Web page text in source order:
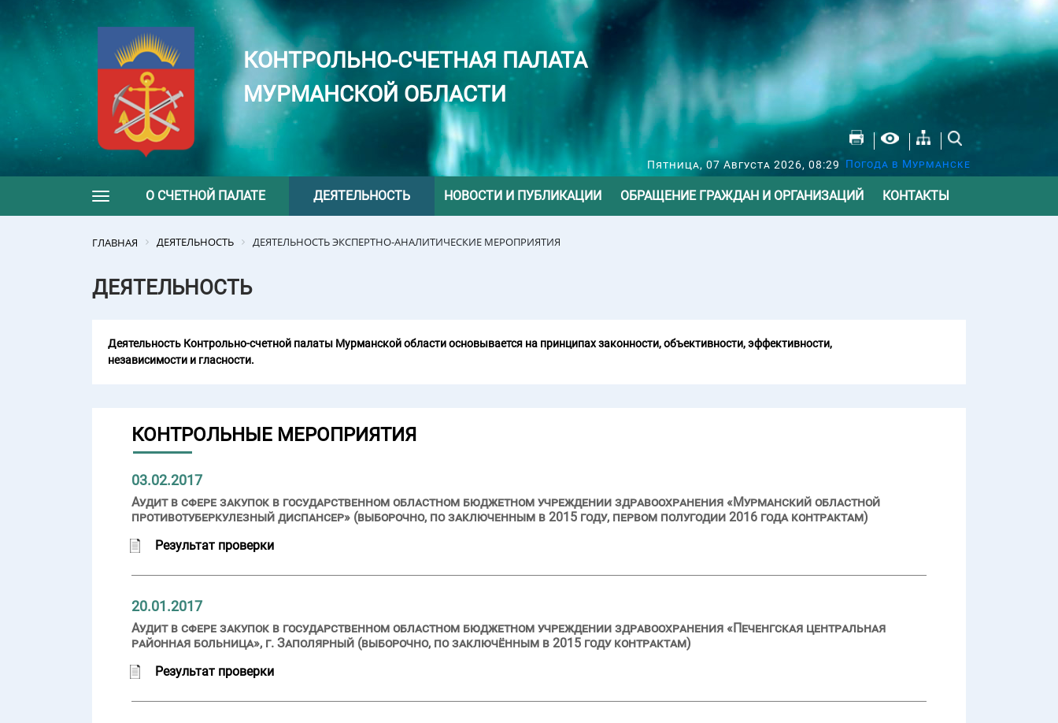
КОНТРОЛЬНО-СЧЕТНАЯ ПАЛАТА
МУРМАНСКОЙ ОБЛАСТИ
Пятница, 07 Августа 2026, 08:29 Погода в Мурманске
Toggle navigation
О СЧЕТНОЙ ПАЛАТЕ ДЕЯТЕЛЬНОСТЬ НОВОСТИ И ПУБЛИКАЦИИ ОБРАЩЕНИЕ ГРАЖДАН И ОРГАНИЗАЦИЙ КОНТАКТЫ
ГЛАВНАЯ ДЕЯТЕЛЬНОСТЬ ДЕЯТЕЛЬНОСТЬ ЭКСПЕРТНО-АНАЛИТИЧЕСКИЕ МЕРОПРИЯТИЯ
ДЕЯТЕЛЬНОСТЬ
Деятельность Контрольно-счетной палаты Мурманской области основывается на принципах законности, объективности, эффективности,
независимости и гласности.
КОНТРОЛЬНЫЕ МЕРОПРИЯТИЯ
03.02.2017
Аудит в сфере закупок в государственном областном бюджетном учреждении здравоохранения «Мурманский областной
противотуберкулезный диспансер» (выборочно, по заключенным в 2015 году, первом полугодии 2016 года контрактам)
Результат проверки
20.01.2017
Аудит в сфере закупок в государственном областном бюджетном учреждении здравоохранения «Печенгская центральная
районная больница», г. Заполярный (выборочно, по заключённым в 2015 году контрактам)
Результат проверки